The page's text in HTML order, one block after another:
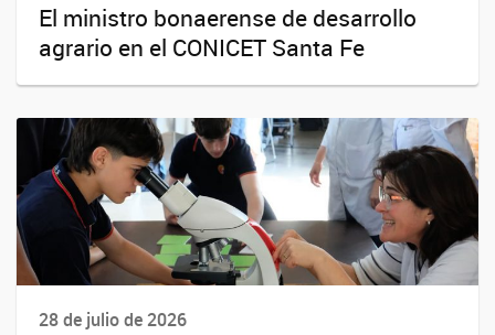
El ministro bonaerense de desarrollo
agrario en el CONICET Santa Fe
28 de julio de 2026